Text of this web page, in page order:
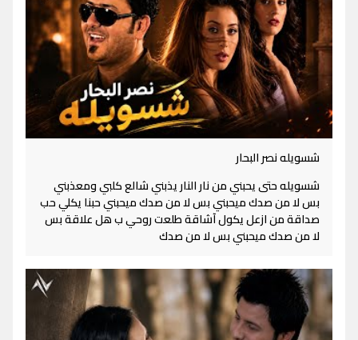
شسويله نصر البحار
شسويله حتى يحبني من نار النار يذبني شالع كلبي ومعذبني
بس لا من صدك ميحبني بس لا من صدك ميحبني حبنا يكلي حب
صداقة من ازعل يكول آشاقة طلعت روحي ب هل علاقة بس
لا من صدك ميحبني بس لا من صدك